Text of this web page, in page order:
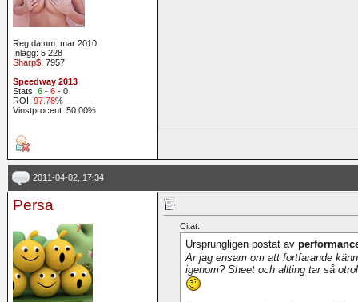
Reg.datum: mar 2010
Inlägg: 5 228
Sharp$: 7957
Speedway 2013
Stats: 6 - 6 - 0
ROI: 97.78%
Vinstprocent: 50.00%
2011-04-02, 17:34
Persa
Citat:
Ursprungligen postat av
Är jag ensam om att fortfarande
igenom? Sheet och allting tar så